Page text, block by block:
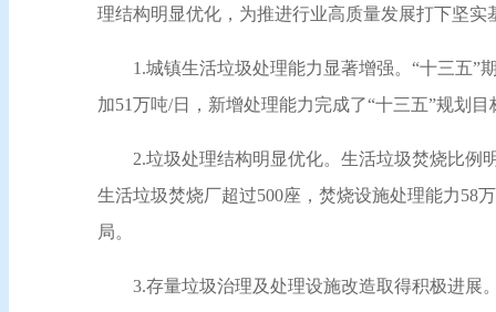
理结构明显优化，为推进行业高质量发展打下坚实
1.城镇生活垃圾处理能力显著增强。“十三五”
加51万吨/日，新增处理能力完成了“十三五”规划
2.垃圾处理结构明显优化。生活垃圾焚烧比例
生活垃圾焚烧厂超过500座，焚烧设施处理能力58
局。
3.存量垃圾治理及处理设施改造取得积极进展